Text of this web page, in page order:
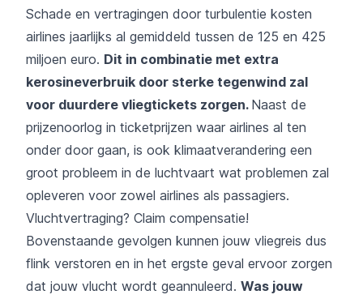
Schade en vertragingen door turbulentie kosten
airlines jaarlijks al gemiddeld tussen de 125 en 425
miljoen euro. Dit in combinatie met extra
kerosineverbruik door sterke tegenwind zal
voor duurdere vliegtickets zorgen. Naast de
prijzenoorlog in ticketprijzen waar airlines al ten
onder door gaan, is ook klimaatverandering een
groot probleem in de luchtvaart wat problemen zal
opleveren voor zowel airlines als passagiers.
Vluchtvertraging? Claim compensatie!
Bovenstaande gevolgen kunnen jouw vliegreis dus
flink verstoren en in het ergste geval ervoor zorgen
dat jouw vlucht wordt geannuleerd. Was jouw